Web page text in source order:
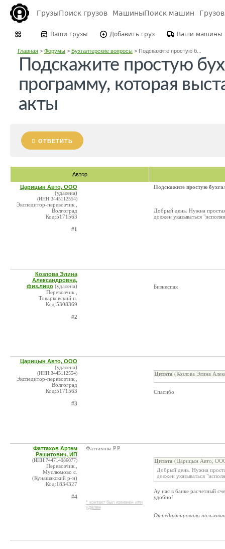
ГрузыПоиск грузов МашиныПоиск машин
Ваши грузы Добавить груз Ваши машины
Главная> Форумы> Бухгалтерские вопросы> Подскажите простую б...
Подскажите простую
программу, которая
акты
ОТВЕТИТЬ
Автор
Царицын Авто, ООО
(удалена)
(ИНН:3445112554)
Экспедитор-перевозчик ,
Волгоград
Код:5171563
#1
Подскажите простую
Добрый день. Нужна простая
должен указываться
Козлова Элина
Александровна,
физ.лицо (удалена)
Перевозчик ,
Товарковский п.
Код:5308369
#2
Бизнеспак
Царицын Авто, ООО
(удалена)
(ИНН:3445112554)
Экспедитор-перевозчик ,
Волгоград
Код:5171563
#3
Цитата (Козлова Элина
Спасибо
Фаттахов Артем
Рашитович, ИП
(ИНН:744714986077)
Перевозчик ,
Муслюмово с.
(Кунашакский р-н)
Код:1834327
#4
Фаттахова Р.Р.
* контакт был изменен или
удален
Цитата (Царицын Авто,
Добрый день. Нужна
должен указываться
Ау нас в банке расчетный
удобно!
Отредактировано